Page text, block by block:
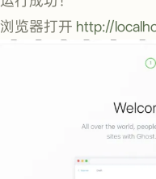
浏览器打开 http://